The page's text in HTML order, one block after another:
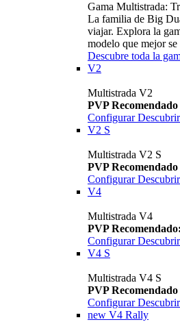
Gama Multistrada:
La familia de Big
viajar. Explora la
modelo que mejor se
Descubre toda la
V2
Multistrada V2
PVP Recomendado
Configurar
V2 S
Multistrada V2 S
PVP Recomendado
Configurar
V4
Multistrada V4
PVP
Configurar
V4 S
Multistrada V4 S
PVP Recomendado
Configurar
new V4 Rally